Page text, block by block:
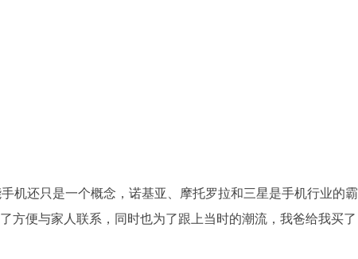
机还只是一个概念，诺基亚、摩托罗拉和三星是手机行业的霸
方便与家人联系，同时也为了跟上当时的潮流，我爸给我买了